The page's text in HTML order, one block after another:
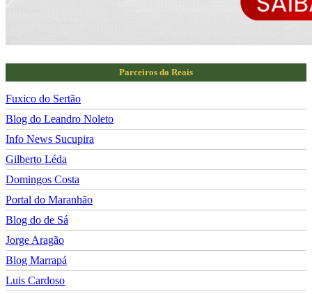
Parceiros do Reais
Fuxico do Sertão
Blog do Leandro Noleto
Info News Sucupira
Gilberto Léda
Domingos Costa
Portal do Maranhão
Blog do de Sá
Jorge Aragão
Blog Marrapá
Luis Cardoso